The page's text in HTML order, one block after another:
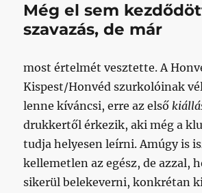
Még el sem
szavazás, de már
most értelmét vesztette. A
Kispest/Honvéd szurkolóinak
lenne kíváncsi, erre az első
drukkertől érkezik, aki még a
tudja helyesen leírni. Amúgy is
kellemetlen az egész, de azzal,
sikerül belekeverni, konkrétan